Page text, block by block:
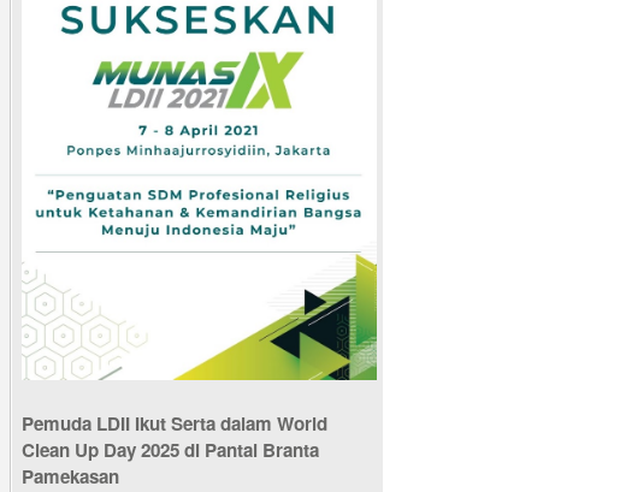
Pemuda LDII Ikut Serta dalam World
Clean Up Day 2025 di Pantai Branta
Pamekasan